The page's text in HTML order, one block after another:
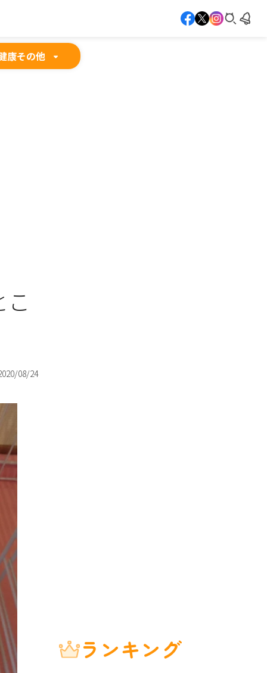
康その他
08/24
ランキング